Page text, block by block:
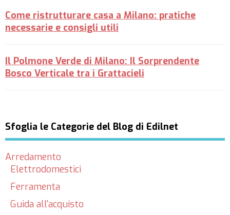
Come ristrutturare casa a Milano: pratiche
necessarie e consigli utili
Il Polmone Verde di Milano: Il Sorprendente
Bosco Verticale tra i Grattacieli
Sfoglia le Categorie del Blog di Edilnet
Arredamento
Elettrodomestici
Ferramenta
Guida all'acquisto